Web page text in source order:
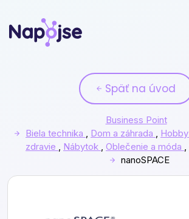
Späť na úvod
Business Point
Biela technika , Dom a záhrada , Hobby
zdravie , Nábytok , Oblečenie a móda ,
nanoSPACE